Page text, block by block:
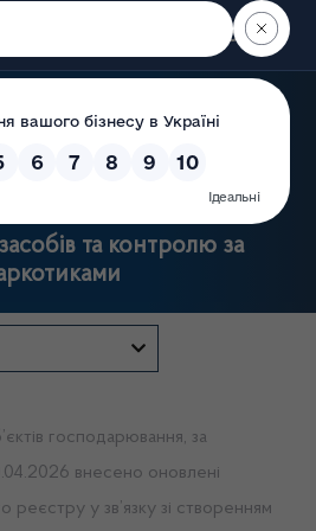
Пошук
України
та контролю за
господарювання, за
внесено оновлені
реєстру у зв’язку зі створенням